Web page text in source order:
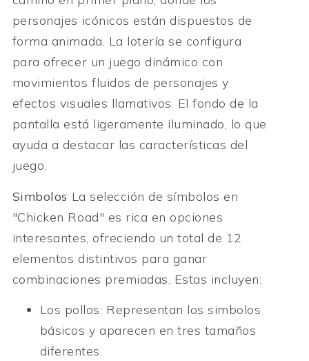
personajes icónicos están dispuestos de
forma animada. La lotería se configura
para ofrecer un juego dinámico con
movimientos fluidos de personajes y
efectos visuales llamativos. El fondo de la
pantalla está ligeramente iluminado, lo que
ayuda a destacar las características del
juego.
Simbolos La selección de símbolos en
"Chicken Road" es rica en opciones
interesantes, ofreciendo un total de 12
elementos distintivos para ganar
combinaciones premiadas. Estas incluyen:
Los pollos: Representan los simbolos
básicos y aparecen en tres tamaños
diferentes.